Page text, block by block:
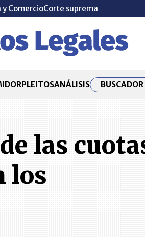
ComercioCorte suprema
PLEITOSANÁLISIS
las
los